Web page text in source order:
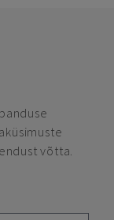
võtta.